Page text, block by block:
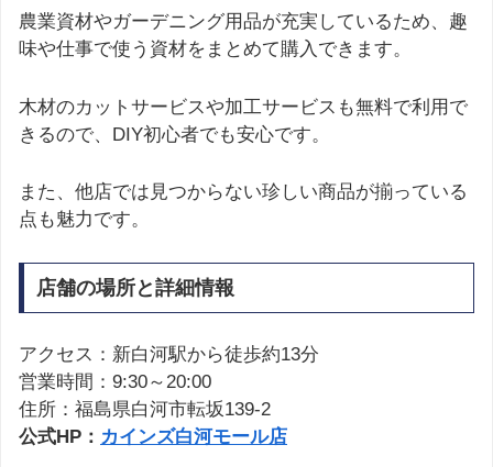
農業資材やガーデニング用品が充実しているため、趣
味や仕事で使う資材をまとめて購入できます。
木材のカットサービスや加工サービスも無料で利用で
きるので、DIY初心者でも安心です。
また、他店では見つからない珍しい商品が揃っている
点も魅力です。
店舗の場所と詳細情報
アクセス：新白河駅から徒歩約13分
営業時間：9:30～20:00
住所：福島県白河市転坂139-2
公式HP： カインズ白河モール店